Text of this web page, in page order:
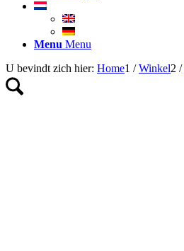
Menu Menu
U bevindt zich hier: Home1 / Winkel2 /